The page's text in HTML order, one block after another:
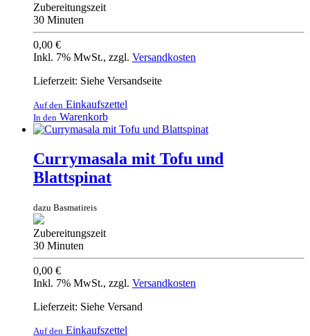
Zubereitungszeit
30 Minuten
0,00 €
Inkl. 7% MwSt., zzgl. Versandkosten
Lieferzeit: Siehe Versandseite
Auf den Einkaufszettel
In den Warenkorb
Currymasala mit Tofu und
Blattspinat
dazu Basmatireis
Zubereitungszeit
30 Minuten
0,00 €
Inkl. 7% MwSt., zzgl. Versandkosten
Lieferzeit: Siehe Versand
Auf den Einkaufszettel